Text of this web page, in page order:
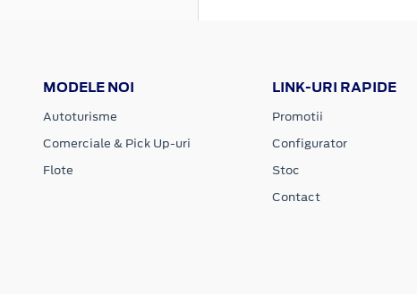
MODELE NOI
Autoturisme
Comerciale & Pick Up-uri
Flote
LINK-URI RAPIDE
Promotii
Configurator
Stoc
Contact